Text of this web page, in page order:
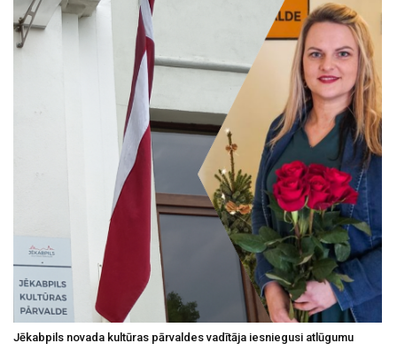
Jēkabpils novada kultūras pārvaldes vadītāja iesniegusi atlūgumu